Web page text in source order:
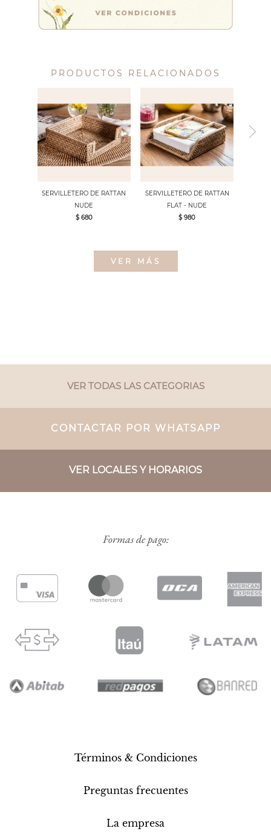
PRODUCTOS RELACIONADOS
SERVILLETERO DE RATTAN
NUDE
$ 680
SERVILLETERO DE RATTAN
FLAT - NUDE
$ 980
VER MÁS
VER TODAS LAS CATEGORIAS
CONTACTAR POR WHATSAPP
VER LOCALES Y HORARIOS
Formas de pago:
Términos & Condiciones
Preguntas frecuentes
La empresa